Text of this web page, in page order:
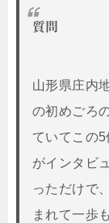
質問
山形県庄内
の初めごろ
ていてこの
がインタビ
っただけで
まれて一歩